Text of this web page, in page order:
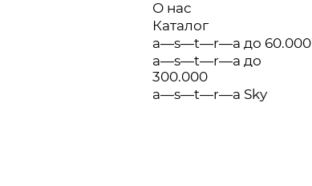
О нас
Каталог
a—s—t—r—a до 60.000
a—s—t—r—a до
300.000
a—s—t—r—a Sky